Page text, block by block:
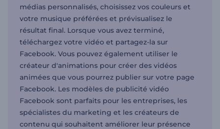
médias personnalisés, choisissez vos couleurs et
votre musique préférées et prévisualisez le
résultat final. Lorsque vous avez terminé,
téléchargez votre vidéo et partagez-la sur
Facebook. Vous pouvez également utiliser le
créateur d'animations pour créer des vidéos
animées que vous pourrez publier sur votre page
Facebook. Les modèles de publicité vidéo
Facebook sont parfaits pour les entreprises, les
spécialistes du marketing et les créateurs de
contenu qui souhaitent améliorer leur présence